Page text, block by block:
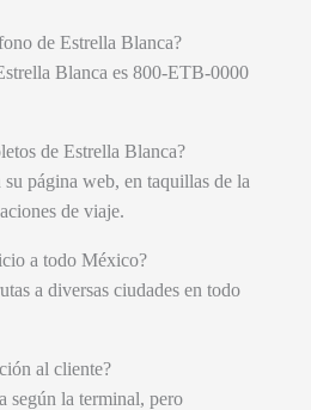
de Estrella Blanca?
Blanca es 800-ETB-0000
de Estrella Blanca?
página web, en taquillas de la
de viaje.
a todo México?
a diversas ciudades en todo
al cliente?
según la terminal, pero